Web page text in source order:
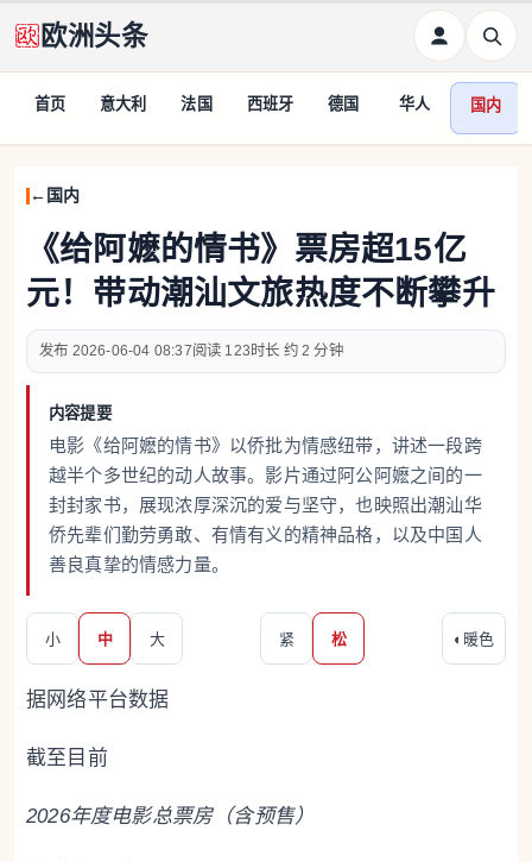
欧洲头条
首页 意大利 法国 西班牙 德国 华人 国内
国内
《给阿嬷的情书》票房超15亿
元！带动潮汕文旅热度不断攀升
2026-06-04 08:37 123 约 2 分钟
内容提要
电影《给阿嬷的情书》以侨批为情感纽带，讲述一段跨
越半个多世纪的动人故事。影片通过阿公阿嬷之间的一
封封家书，展现浓厚深沉的爱与坚守，也映照出潮汕华
侨先辈们勤劳勇敢、有情有义的精神品格，以及中国人
善良真挚的情感力量。
小 中 大 紧 松 ◐ 暖色
据网络平台数据
截至目前
2026年度电影总票房（含预售）